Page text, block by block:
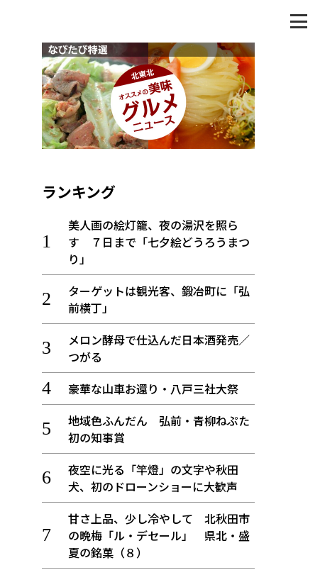
ランキング
美人画の絵灯籠、夜の湯沢を照ら
す ７日まで「七夕絵どうろうまつ
り」
ターゲットは観光客、鍛冶町に「弘
前横丁」
メロン酵母で仕込んだ日本酒発売／
つがる
豪華な山車お還り・八戸三社大祭
地域色ふんだん 弘前・青柳ねぷた
初の知事賞
夜空に光る「竿燈」の文字や秋田
犬、初のドローンショーに大歓声
甘さ上品、少し冷やして 北秋田市
の晩梅「ル・デセール」 県北・盛
夏の銘菓（８）